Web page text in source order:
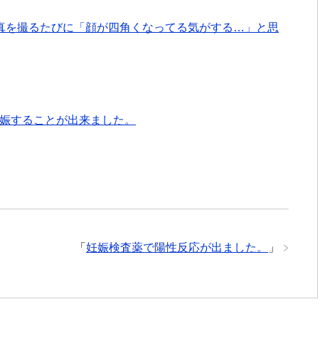
を撮るたびに「顔が四角くなってる気がする…」と思
することが出来ました。
「 妊娠検査薬で陽性反応が出ました。 」